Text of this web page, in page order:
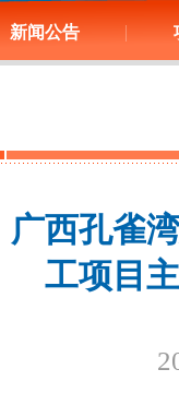
新闻公告
广西孔雀
工项目